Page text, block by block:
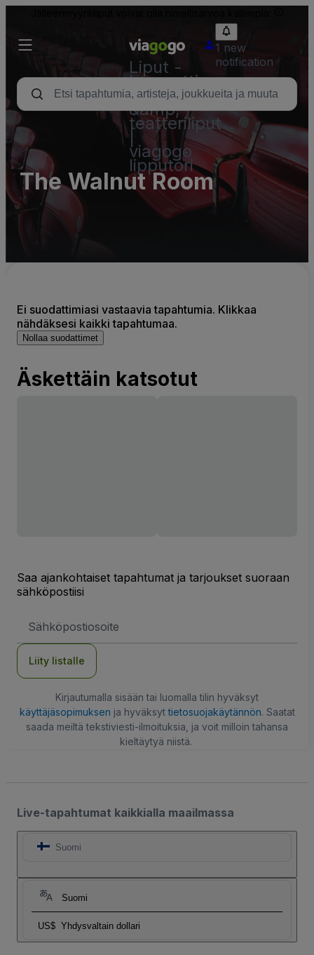
Liput -
konsertti,
urheilu
&amp;
teatteriliput
viagogo
lipputori
1 new
notification
The Walnut Room
Ei suodattimiasi vastaavia tapahtumia. Klikkaa
nähdäksesi kaikki tapahtumaa.
Nollaa suodattimet
Äskettäin katsotut
Saa ajankohtaiset tapahtumat ja tarjoukset suoraan
sähköpostiisi
Liity listalle
Kirjautumalla sisään tai luomalla tilin hyväksyt
käyttäjäsopimuksen ja hyväksyttietosuojakäytännön. Saatat
saada meiltä tekstiviesti-ilmoituksia, ja voit milloin tahansa
kieltäytyä niistä.
Live-tapahtumat kaikkialla maailmassa
Suomi
Suomi
US$ Yhdysvaltain dollari